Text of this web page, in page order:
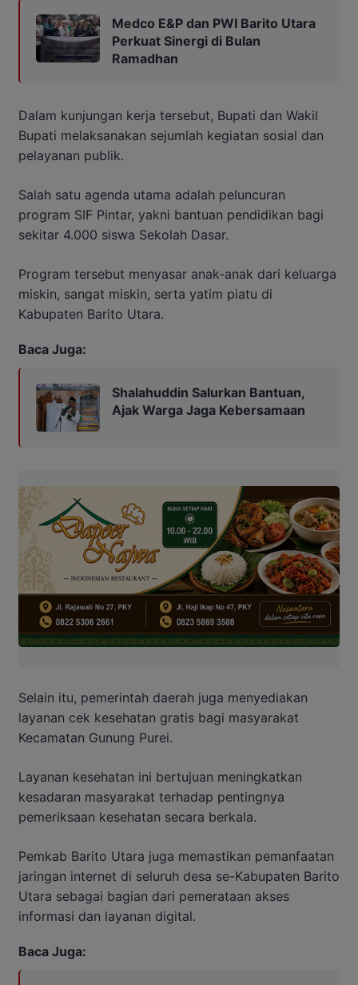
Medco E&P dan PWI Barito Utara
Perkuat Sinergi di Bulan
Ramadhan
Dalam kunjungan kerja tersebut, Bupati dan Wakil
Bupati melaksanakan sejumlah kegiatan sosial dan
pelayanan publik.
Salah satu agenda utama adalah peluncuran
program SIF Pintar, yakni bantuan pendidikan bagi
sekitar 4.000 siswa Sekolah Dasar.
Program tersebut menyasar anak-anak dari keluarga
miskin, sangat miskin, serta yatim piatu di
Kabupaten Barito Utara.
Baca Juga:
Shalahuddin Salurkan Bantuan,
Ajak Warga Jaga Kebersamaan
Selain itu, pemerintah daerah juga menyediakan
layanan cek kesehatan gratis bagi masyarakat
Kecamatan Gunung Purei.
Layanan kesehatan ini bertujuan meningkatkan
kesadaran masyarakat terhadap pentingnya
pemeriksaan kesehatan secara berkala.
Pemkab Barito Utara juga memastikan pemanfaatan
jaringan internet di seluruh desa se-Kabupaten Barito
Utara sebagai bagian dari pemerataan akses
informasi dan layanan digital.
Baca Juga: